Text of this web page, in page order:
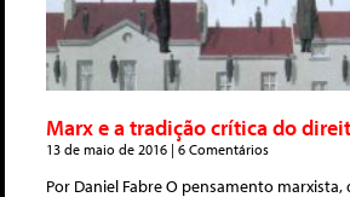
Marx e a tradição crítica do
13 de maio de 2016 6 Comentários
Por Daniel Fabre O pensamento